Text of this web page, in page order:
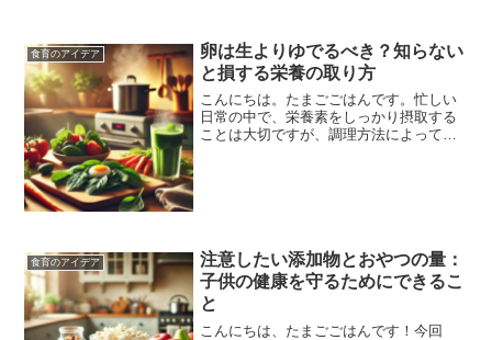
食育のアイデア
卵は生よりゆでるべき？知らない
と損する栄養の取り方
こんにちは。たまごごはんです。忙しい
日常の中で、栄養素をしっかり摂取する
ことは大切ですが、調理方法によってそ
食育のアイデア
注意したい添加物とおやつの量：
子供の健康を守るためにできるこ
と
こんにちは、たまごごはんです！今回